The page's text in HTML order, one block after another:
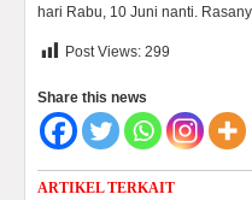
hari Rabu, 10 Juni nanti.
Post Views: 299
Share this news
ARTIKEL TERKAIT